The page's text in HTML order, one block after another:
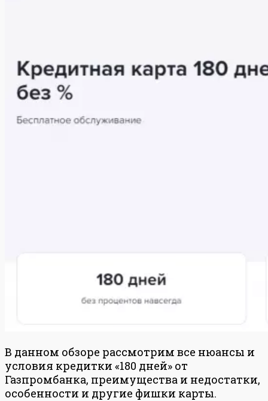
В данном обзоре рассмотрим все нюансы и
условия кредитки «180 дней» от
Газпромбанка, преимущества и недостатки,
особенности и другие фишки карты.